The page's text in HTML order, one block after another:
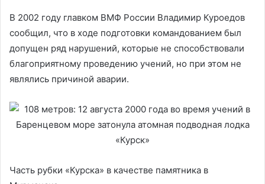
В 2002 году главком ВМФ России Владимир Куроедов
сообщил, что в ходе подготовки командованием был
допущен ряд нарушений, которые не способствовали
благоприятному проведению учений, но при этом не
являлись причиной аварии.
Часть рубки «Курска» в качестве памятника в